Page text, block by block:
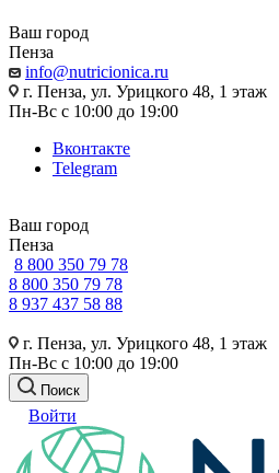
Ваш город
Пенза
info@nutricionica.ru
г. Пенза, ул. Урицкого 48, 1 этаж
Пн-Вс с 10:00 до 19:00
Вконтакте
Telegram
Ваш город
Пенза
8 800 350 79 78
8 800 350 79 78
8 937 437 58 88
г. Пенза, ул. Урицкого 48, 1 этаж
Пн-Вс с 10:00 до 19:00
Поиск
Войти